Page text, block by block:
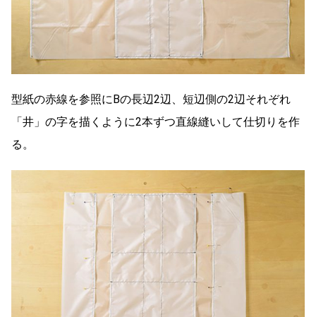
型紙の赤線を参照にBの長辺2辺、短辺側の2辺それぞれ
「井」の字を描くように2本ずつ直線縫いして仕切りを作
る。